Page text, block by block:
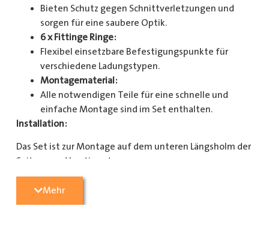
Bieten Schutz gegen Schnittverletzungen und
sorgen für eine saubere Optik.
6 x Fittinge Ringe:
Flexibel einsetzbare Befestigungspunkte für
verschiedene Ladungstypen.
Montagematerial:
Alle notwendigen Teile für eine schnelle und
einfache Montage sind im Set enthalten.
Installation:
Das Set ist zur Montage auf dem unteren Längsholm der
Seitenwand bestimmt.
Mit diesem Zurrschienenset verbessern Sie die
Mehr